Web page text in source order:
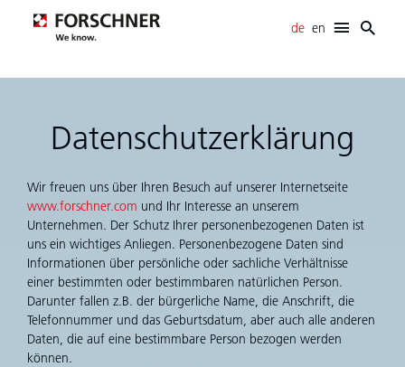
de en
Elektromechanische Systeme
Entwicklungsunterstützung
News
Karriere
Info- / Download-Center
Kontakt
Datenschutz­erklärung
Wir freuen uns über Ihren Besuch auf unserer Internetseite
www.forschner.com und Ihr Interesse an unserem
Unternehmen. Der Schutz Ihrer personenbezogenen Daten ist
uns ein wichtiges Anliegen. Personenbezogene Daten sind
Informationen über persönliche oder sachliche Verhältnisse
einer bestimmten oder bestimmbaren natürlichen Person.
Darunter fallen z.B. der bürgerliche Name, die Anschrift, die
Telefonnummer und das Geburtsdatum, aber auch alle anderen
Daten, die auf eine bestimmbare Person bezogen werden
können.